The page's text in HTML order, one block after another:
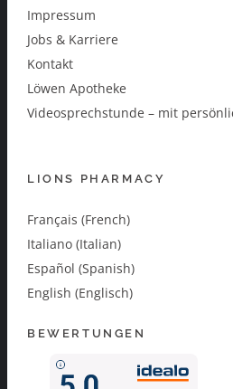
Impressum
Jobs & Karriere
Kontakt
Löwen Apotheke
Videosprechstunde – mit
LIONS PHARMACY
Français (French)
Italiano (Italian)
Español (Spanish)
English (Englisch)
BEWERTUNGEN